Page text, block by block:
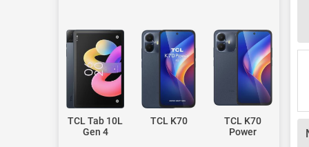
TCL Tab 10L
Gen 4
TCL K70
TCL K70
Power